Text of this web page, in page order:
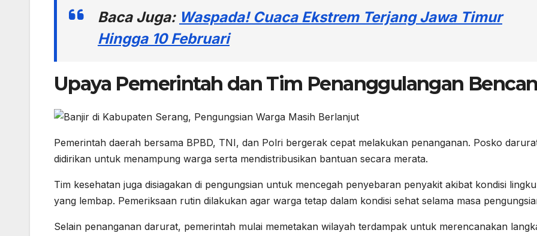
Baca Juga: Waspada! Cuaca Ekstrem Terjang Jawa Timur
Hingga 10 Februari
Upaya Pemerintah dan Tim Penanggulangan
Pemerintah daerah bersama BPBD, TNI, dan Polri bergerak cepat melakukan penanganan. Posko
didirikan untuk menampung warga serta mendistribusikan bantuan secara merata.
Tim kesehatan juga disiagakan di pengungsian untuk mencegah penyebaran penyakit akibat kondisi
yang lembap. Pemeriksaan rutin dilakukan agar warga tetap dalam kondisi sehat selama masa
Selain penanganan darurat, pemerintah mulai memetakan wilayah terdampak untuk merencanakan